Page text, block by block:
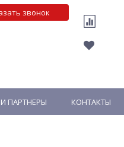
звонок
ПАРТНЕРЫ КОНТАКТЫ